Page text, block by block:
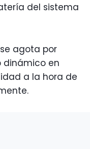
del sistema
agota por
dinámico en
a la hora de